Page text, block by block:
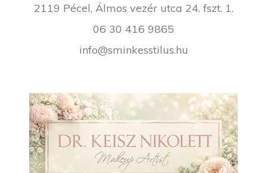
2119 Pécel, Álmos vezér utca 24. fszt. 1.
06 30 416 9865
info@sminkesstilus.hu